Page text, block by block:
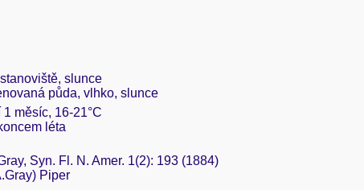
slunce
půda, vlhko, slunce
měsíc, 16-21°C
léta
Syn. Fl. N. Amer. 1(2): 193 (1884)
Piper